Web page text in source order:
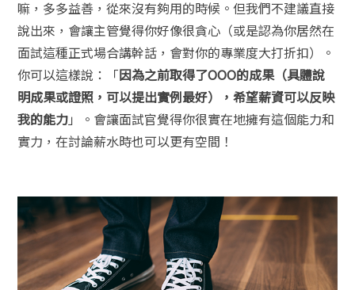
嘛，多多益善，從來沒有夠用的時候。但我們不建議直接
說出來，會讓主管覺得你好像很貪心（或是認為你居然在
面試這種正式場合講幹話，會對你的專業度大打折扣）。
你可以這樣說：「因為之前取得了OOO的成果（具體說
明成果或證照，可以提出實例最好），希望薪資可以反映
我的能力」。會讓面試官覺得你很實在地擁有這個能力和
實力，在討論薪水時也可以更有空間！